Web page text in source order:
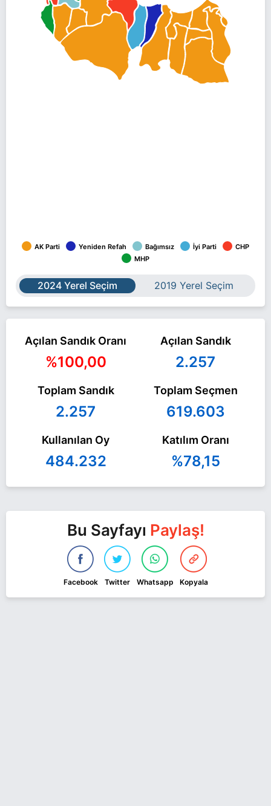
AK Parti Yeniden Refah Bağımsız İyi Parti
CHP
MHP
2024 Yerel Seçim 2019 Yerel Seçim
Açılan Sandık Oranı
%100,00
Açılan Sandık
2.257
Toplam Sandık
2.257
Toplam Seçmen
619.603
Kullanılan Oy
484.232
Katılım Oranı
%78,15
Bu Sayfayı Paylaş!
Facebook Twitter Whatsapp Kopyala